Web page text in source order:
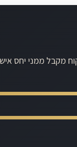
מקבל ממני יחס